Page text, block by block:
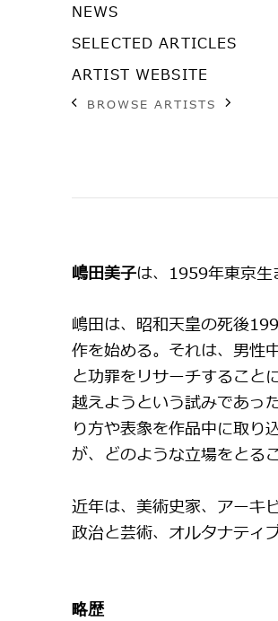
NEWS
SELECTED ARTICLES
ARTIST WEBSITE
BROWSE ARTISTS
嶋田美子は、1959年東京生
嶋田は、昭和天皇の死後
作を始める。それは、男性
と功罪をリサーチすること
越えようという試みであっ
り方や表象を作品中に取り
が、どのような立場をとる
近年は、美術史家、アーキ
政治と芸術、オルタナティ
略歴